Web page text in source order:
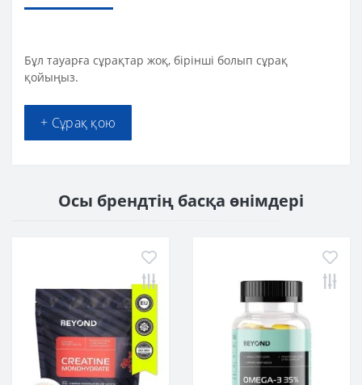
Бұл тауарға сұрақтар жоқ, бірінші болып сұрақ
қойыңыз.
+ Сұрақ қою
Осы брендтің басқа өнімдері